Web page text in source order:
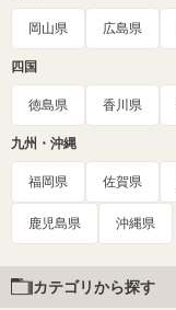
岡山県 広島県
四国
徳島県 香川県
九州・沖縄
福岡県 佐賀県
鹿児島県 沖縄県
カテゴリから探す